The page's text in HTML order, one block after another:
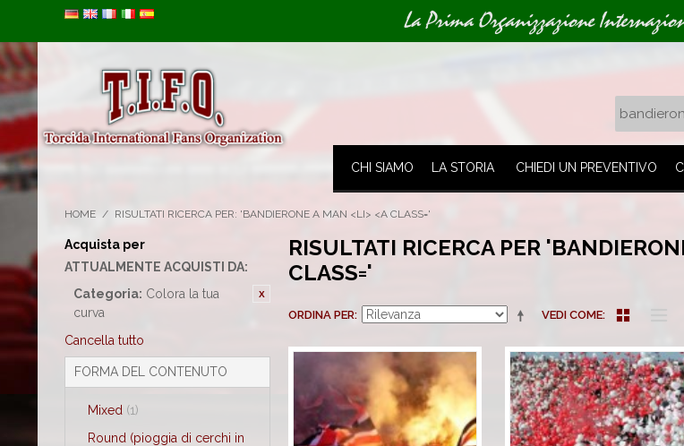
La Prima Organizzazione
CHI SIAMO LA STORIA CHIEDI UN PREVENTIVO
HOME / RISULTATI RICERCA PER: 'BANDIERONE A MAN <LI> <A CLASS='
Acquista per
ATTUALMENTE ACQUISTI DA:
Categoria: Colora la tua
curva
Cancella tutto
FORMA DEL CONTENUTO
Mixed (1)
Round (pioggia di cerchi in
RISULTATI RICERCA PER
CLASS='
VEDI COME
ORDINA PER